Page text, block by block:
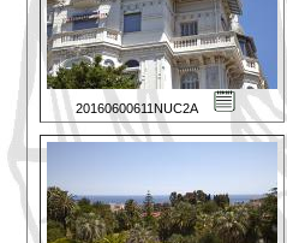
20160600611NUC2A